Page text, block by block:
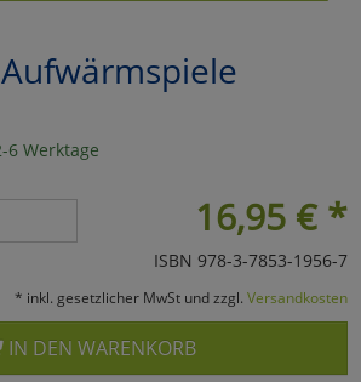
Werktage
16,95 € *
ISBN 978-3-7853-1956-7
* inkl. gesetzlicher MwSt und zzgl. Versandkosten
IN DEN WARENKORB
Cookies
Alle Akzeptieren
speichern
zurückzu Haupptseite